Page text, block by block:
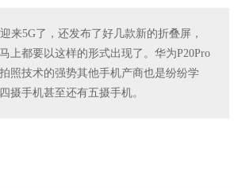
来5G了，还发布了好几款新的折叠屏，
上都要以这样的形式出现了。华为P20Pro
照技术的强势其他手机产商也是纷纷学
摄手机甚至还有五摄手机。